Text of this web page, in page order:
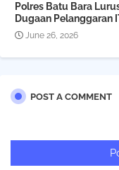
Polres Batu Bara
Dugaan Pelanggaran
June 26, 2026
POST A COMMENT